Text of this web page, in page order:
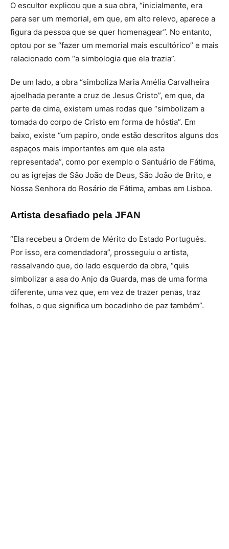
O escultor explicou que a sua obra, “inicialmente, era
para ser um memorial, em que, em alto relevo, aparece a
figura da pessoa que se quer homenagear”. No entanto,
optou por se “fazer um memorial mais escultórico” e mais
relacionado com “a simbologia que ela trazia”.
De um lado, a obra “simboliza Maria Amélia Carvalheira
ajoelhada perante a cruz de Jesus Cristo”, em que, da
parte de cima, existem umas rodas que “simbolizam a
tomada do corpo de Cristo em forma de hóstia”. Em
baixo, existe “um papiro, onde estão descritos alguns dos
espaços mais importantes em que ela esta
representada”, como por exemplo o Santuário de Fátima,
ou as igrejas de São João de Deus, São João de Brito, e
Nossa Senhora do Rosário de Fátima, ambas em Lisboa.
Artista desafiado pela JFAN
“Ela recebeu a Ordem de Mérito do Estado Português.
Por isso, era comendadora”, prosseguiu o artista,
ressalvando que, do lado esquerdo da obra, “quis
simbolizar a asa do Anjo da Guarda, mas de uma forma
diferente, uma vez que, em vez de trazer penas, traz
folhas, o que significa um bocadinho de paz também”.